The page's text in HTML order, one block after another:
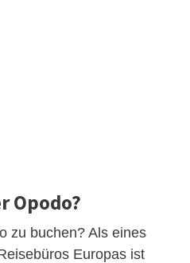
Opodo?
zu buchen? Als eines
Europas ist